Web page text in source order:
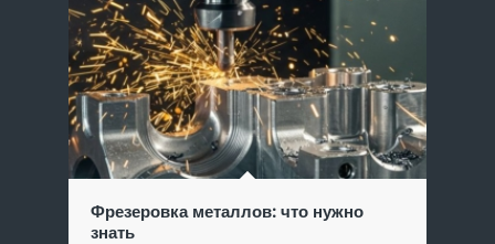
Фрезеровка металлов: что нужно
знать